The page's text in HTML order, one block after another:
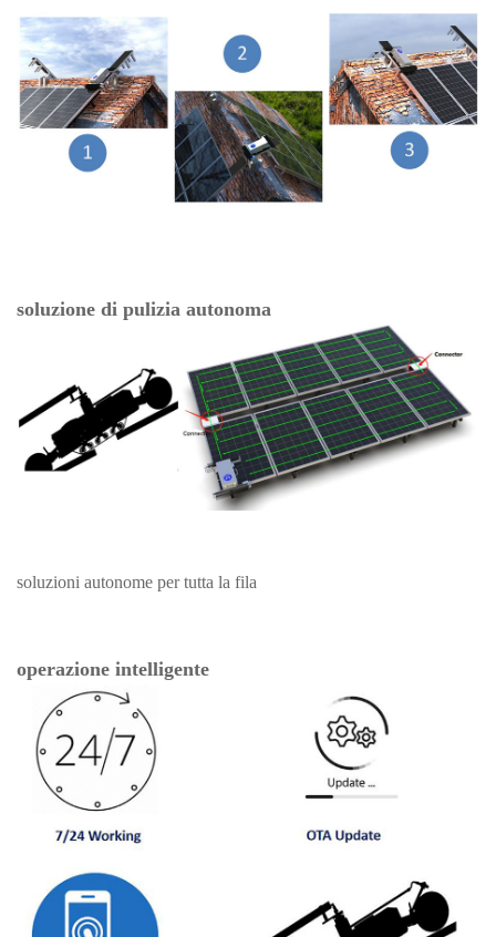
soluzione di pulizia autonoma
soluzioni autonome per tutta la fila
operazione intelligente